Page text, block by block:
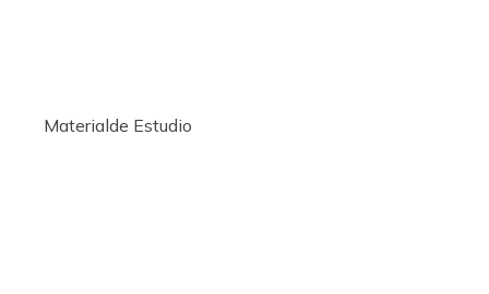
Materialde Estudio